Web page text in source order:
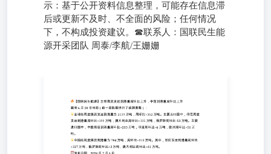
示：基于公开资料信息整理，可能存在信息滞
后或更新不及时、不全面的风险；任何情况
下，不构成投资建议。☎联系人：国联民生能
源开采团队 周泰/李航/王姗姗
吨，澳大利亚周环比+135万吨，俄罗斯周环比-53万吨。主
要进口国中，中国周度到港量周环比+213万吨，印度周环
比+6万吨，欧洲周环比+56万吨。 🌟中国的周度煤炭到港量
为784万吨，周环比+213万吨。其中，印尼发运到港量周环